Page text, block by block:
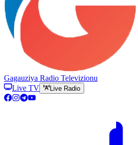
Gagauziya Radio Televizionu
Live TV
Live Radio